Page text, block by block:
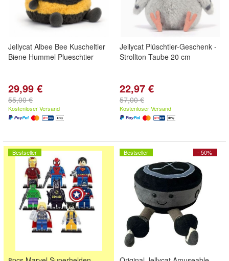
Jellycat Albee Bee Kuscheltier
Biene Hummel Plueschtier
29,99 €
55,00 €
Kostenloser Versand
Jellycat Plüschtier-Geschenk -
Strollton Taube 20 cm
22,97 €
57,00 €
Kostenloser Versand
Bestseller - 50%
Bestseller